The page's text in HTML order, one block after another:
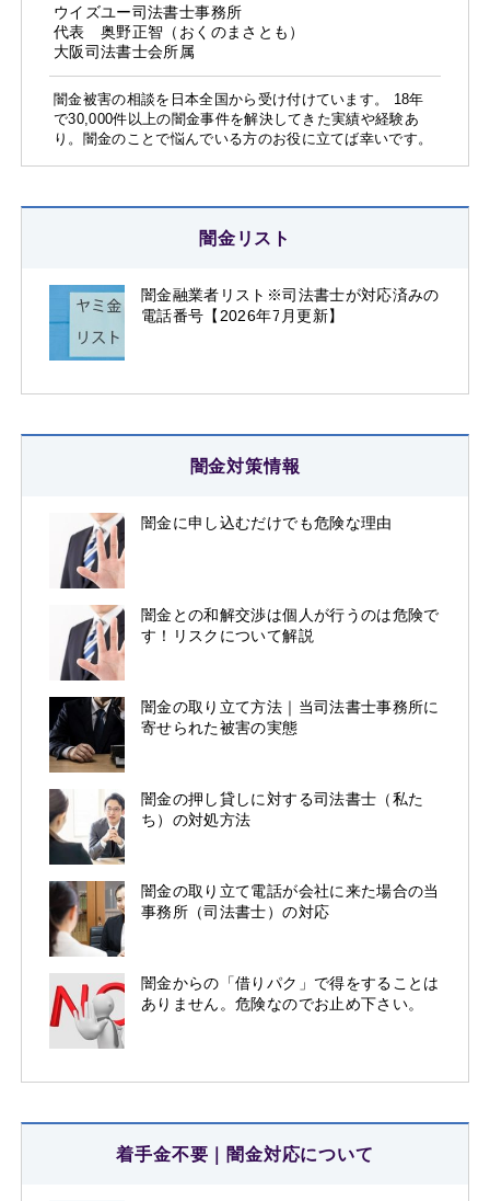
ウイズユー司法書士事務所
代表 奥野正智（おくのまさとも）
大阪司法書士会所属
闇金被害の相談を日本全国から受け付けています。 18年
で30,000件以上の闇金事件を解決してきた実績や経験あ
り。闇金のことで悩んでいる方のお役に立てば幸いです。
闇金リスト
闇金融業者リスト※司法書士が対応済みの
電話番号【2026年7月更新】
闇金対策情報
闇金に申し込むだけでも危険な理由
闇金との和解交渉は個人が行うのは危険で
す！リスクについて解説
闇金の取り立て方法｜当司法書士事務所に
寄せられた被害の実態
闇金の押し貸しに対する司法書士（私た
ち）の対処方法
闇金の取り立て電話が会社に来た場合の当
事務所（司法書士）の対応
闇金からの「借りパク」で得をすることは
ありません。危険なのでお止め下さい。
着手金不要｜闇金対応について